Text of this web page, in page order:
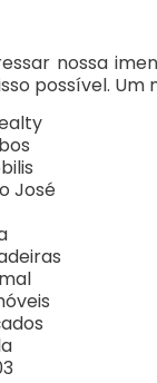
nossa
possível. Um
José